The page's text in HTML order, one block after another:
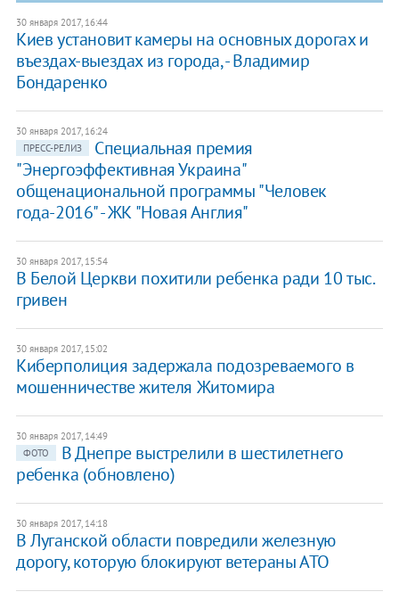
30 января 2017, 16:44
Киев установит камеры на основных дорогах и
въездах-выездах из города, - Владимир
Бондаренко
30 января 2017, 16:24
ПРЕСС-РЕЛИЗ
Специальная премия
"Энергоэффективная Украина"
общенациональной программы "Человек
года-2016" - ЖК "Новая Англия"
30 января 2017, 15:54
В Белой Церкви похитили ребенка ради 10 тыс.
гривен
30 января 2017, 15:02
​Киберполиция задержала подозреваемого в
мошенничестве жителя Житомира
30 января 2017, 14:49
ФОТО
В Днепре выстрелили в шестилетнего
ребенка (обновлено)
30 января 2017, 14:18
В Луганской области повредили железную
дорогу, которую блокируют ветераны АТО